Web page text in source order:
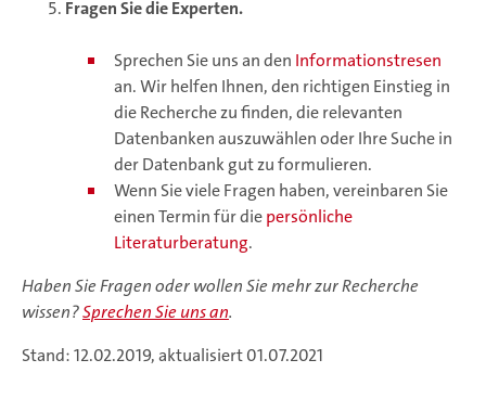
Fragen Sie die Experten.
Sprechen Sie uns an den Informationstresen
an. Wir helfen Ihnen, den richtigen Einstieg in
die Recherche zu finden, die relevanten
Datenbanken auszuwählen oder Ihre Suche in
der Datenbank gut zu formulieren.
Wenn Sie viele Fragen haben, vereinbaren Sie
einen Termin für diepersönliche
Literaturberatung.
Haben Sie Fragen oder wollen Sie mehr zur Recherche
wissen?Sprechen Sie uns an.
Stand: 12.02.2019, aktualisiert 01.07.2021